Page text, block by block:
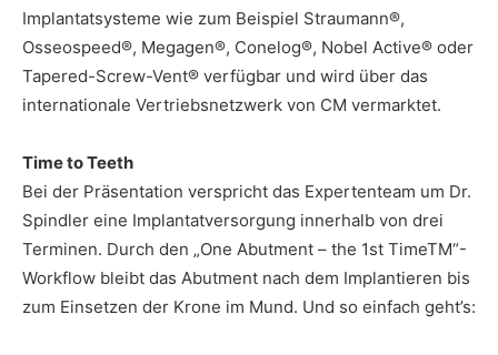
Implantatsysteme wie zum Beispiel Straumann®,
Osseospeed®, Megagen®, Conelog®, Nobel Active® oder
Tapered-Screw-Vent® verfügbar und wird über das
internationale Vertriebsnetzwerk von CM vermarktet.
Time to Teeth
Bei der Präsentation verspricht das Expertenteam um Dr.
Spindler eine Implantatversorgung innerhalb von drei
Terminen. Durch den „One Abutment – the 1st TimeTM“-
Workflow bleibt das Abutment nach dem Implantieren bis
zum Einsetzen der Krone im Mund. Und so einfach geht’s: